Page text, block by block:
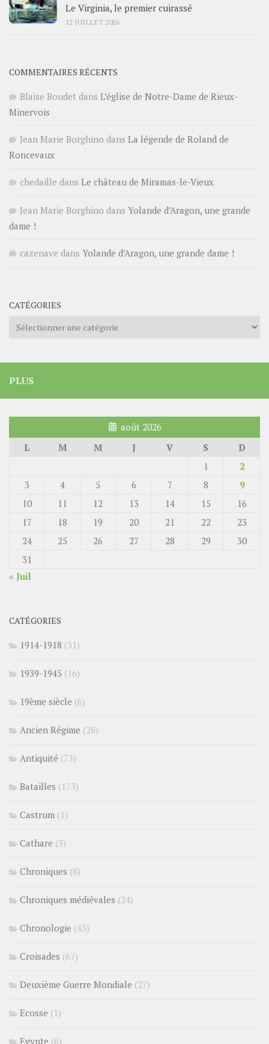
Le Virginia, le premier cuirassé
12 JUILLET 2026
COMMENTAIRES RÉCENTS
Blaise Boudet dans L’église de Notre-Dame de Rieux-
Minervois
Jean Marie Borghino dans La légende de Roland de
Roncevaux
chedaille dans Le château de Miramas-le-Vieux
Jean Marie Borghino dans Yolande d’Aragon, une grande
dame !
cazenave dans Yolande d’Aragon, une grande dame !
CATÉGORIES
Catégories
PLUS
août 2026
L
M M J V S
D
1
2
3
4 5 6 7 8
9
10
11 12 13 14 15
16
17
18 19 20 21 22
23
24
25 26 27 28 29
30
31
« Juil
CATÉGORIES
1914-1918 (31)
1939-1945 (16)
19ème siècle (6)
Ancien Régime (28)
Antiquité (73)
Batailles (173)
Castrum (1)
Cathare (3)
Chroniques (8)
Chroniques médiévales (24)
Chronologie (43)
Croisades (67)
Deuxième Guerre Mondiale (27)
Ecosse (1)
Egypte (6)